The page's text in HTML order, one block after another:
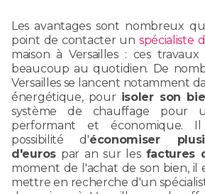
Les avantages sont nombreux
point de contacter un spécialiste
maison à Versailles : ces
beaucoup au quotidien. De
Versailles se lancent notamment
énergétique, pour isoler son
système de chauffage pour
performant et économique.
possibilité d'économiser
d'eurospar an sur les factures
moment de l'achat de son bien, il
mettre en recherche d'un